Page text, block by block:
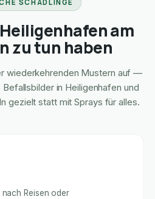
SCHÄDLINGE
am
zu tun haben
wiederkehrenden Mustern auf —
in Heiligenhafen und
gezielt statt mit Sprays für alles.
nach Reisen oder